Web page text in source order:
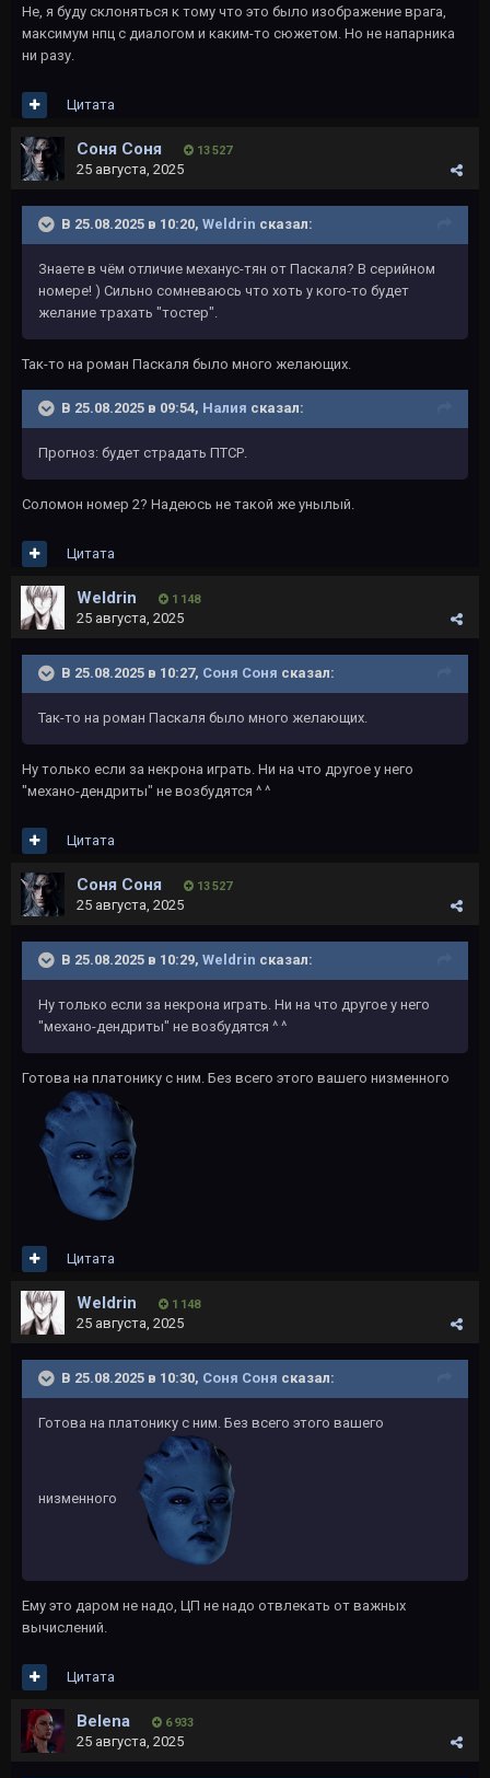
Не, я буду склоняться к тому что это было изображение врага,
максимум нпц с диалогом и каким-то сюжетом. Но не напарника
ни разу.
Цитата
Соня Соня 13 527
25 августа, 2025
В 25.08.2025 в 10:20, Weldrin сказал:
Знаете в чём отличие механус-тян от Паскаля? В серийном
номере! ) Сильно сомневаюсь что хоть у кого-то будет
желание трахать "тостер".
Так-то на роман Паскаля было много желающих.
В 25.08.2025 в 09:54, Налия сказал:
Прогноз: будет страдать ПТСР.
Соломон номер 2? Надеюсь не такой же унылый.
Цитата
Weldrin 1 148
25 августа, 2025
В 25.08.2025 в 10:27, Соня Соня сказал:
Так-то на роман Паскаля было много желающих.
Ну только если за некрона играть. Ни на что другое у него
"механо-дендриты" не возбудятся ^ ^
Цитата
Соня Соня 13 527
25 августа, 2025
В 25.08.2025 в 10:29, Weldrin сказал:
Ну только если за некрона играть. Ни на что другое у него
"механо-дендриты" не возбудятся ^ ^
Готова на платонику с ним. Без всего этого вашего низменного
Цитата
Weldrin 1 148
25 августа, 2025
В 25.08.2025 в 10:30, Соня Соня сказал:
Готова на платонику с ним. Без всего этого вашего
низменного
Ему это даром не надо, ЦП не надо отвлекать от важных
вычислений.
Цитата
Belena 6 933
25 августа, 2025